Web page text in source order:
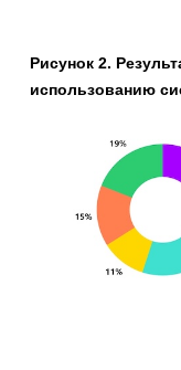
Рисунок 2.
использованию